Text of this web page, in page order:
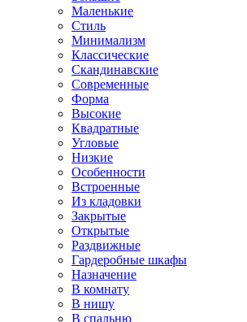
Маленькие
Стиль
Минимализм
Классические
Скандинавские
Современные
Форма
Высокие
Квадратные
Угловые
Низкие
Особенности
Встроенные
Из кладовки
Закрытые
Открытые
Раздвижные
Гардеробные шкафы
Назначение
В комнату
В нишу
В спальню